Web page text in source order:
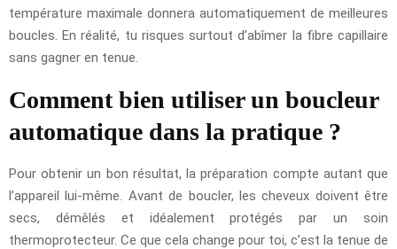
température maximale donnera automatiquement de meilleures
boucles. En réalité, tu risques surtout d’abîmer la fibre capillaire
sans gagner en tenue.
Comment bien utiliser un boucleur
automatique dans la pratique ?
Pour obtenir un bon résultat, la préparation compte autant que
l’appareil lui-même. Avant de boucler, les cheveux doivent être
secs, démêlés et idéalement protégés par un soin
thermoprotecteur. Ce que cela change pour toi, c’est la tenue de